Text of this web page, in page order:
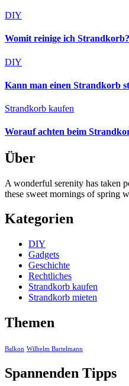
DIY
Womit reinige ich Strandkorb?
DIY
Kann man einen Strandkorb
Strandkorb kaufen
Worauf achten beim
Über
A wonderful serenity has taken
these sweet mornings of spring
Kategorien
DIY
Gadgets
Geschichte
Rechtliches
Strandkorb kaufen
Strandkorb mieten
Themen
Balkon Wilhelm Bartelmann
Spannenden Tipps